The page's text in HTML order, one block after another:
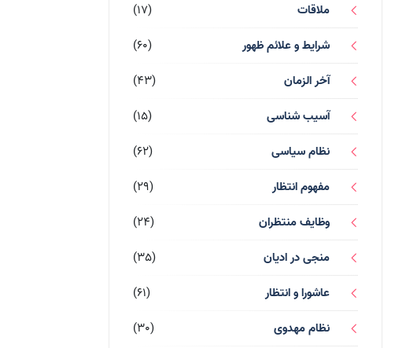
ملاقات
(17)
شرایط و علائم ظهور
(60)
آخر الزمان
(43)
آسیب شناسی
(15)
نظام سیاسی
(62)
مفهوم انتظار
(29)
وظایف منتظران
(24)
منجی در ادیان
(35)
عاشورا و انتظار
(61)
نظام مهدوی
(30)